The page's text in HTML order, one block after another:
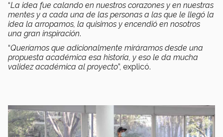
“La idea fue calando en nuestros corazones y en nuestras
mentes y a cada una de las personas a las que le llegó la
idea la arropamos, la quisimos y encendió en nosotros
una gran inspiración.
“Queríamos que adicionalmente miráramos desde una
propuesta académica esa historia, y eso le da mucha
validez académica al proyecto”, explicó.